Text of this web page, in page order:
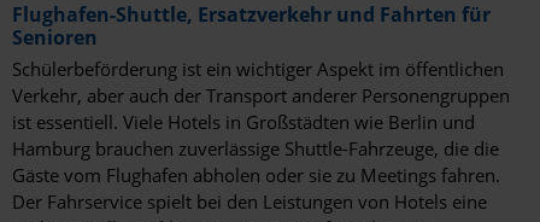
Zwickau
Bundesland
Baden-Württemberg
Bayern
Flughafen-Shuttle, Ersatzverkehr und Fahrten für
Senioren
Schülerbeförderung ist ein wichtiger Aspekt im öffentlichen
Verkehr, aber auch der Transport anderer Personengruppen
ist essentiell. Viele Hotels in Großstädten wie Berlin und
Hamburg brauchen zuverlässige Shuttle-Fahrzeuge, die die
Gäste vom Flughafen abholen oder sie zu Meetings fahren.
Der Fahrservice spielt bei den Leistungen von Hotels eine